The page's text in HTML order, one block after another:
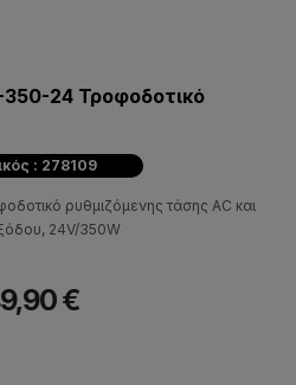
350-24 Τροφοδοτικό
: 278109
ρυθμιζόμενης τάσης AC και
24V/350W
€